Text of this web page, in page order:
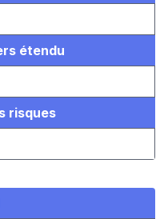
étendu
risques